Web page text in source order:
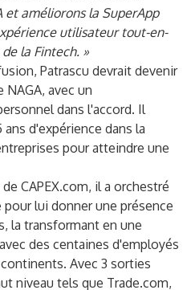
et améliorons la SuperApp
utilisateur tout-en-
la Fintech. »
Patrascu devrait devenir
avec un
dans l'accord. Il
ans d'expérience dans la
pour atteindre une
CAPEX.com, il a orchestré
lui donner une présence
la transformant en une
des centaines d'employés
Avec 3 sorties
niveau tels que Trade.com,